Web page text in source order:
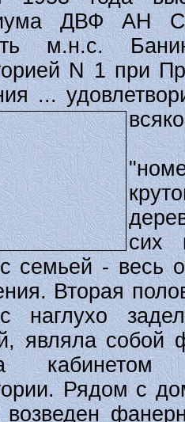
ДВФ АН
м.н.с.
N 1 при
...
В
сих
семьей - весь
Вторая
наглухо
являла собой
кабинетом
Рядом с